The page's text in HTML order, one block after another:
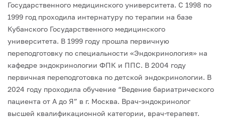
Государственного медицинского университета. С 1998 по
1999 год проходила интернатуру по терапии на базе
Кубанского Государственного медицинского
университета. В 1999 году прошла первичную
переподготовку по специальности «Эндокринология» на
кафедре эндокринологии ФПК и ППС. В 2004 году
первичная переподготовка по детской эндокринологии. В
2024 году проходила обучение “Ведение бариатрического
пациента от А до Я” в г. Москва. Врач-эндокринолог
высшей квалификационной категории, врач-терапевт.